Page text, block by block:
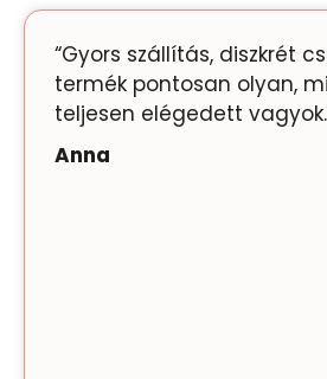
“Gyors szállítás, diszkrét
termék pontosan olyan,
teljesen elégedett
Anna